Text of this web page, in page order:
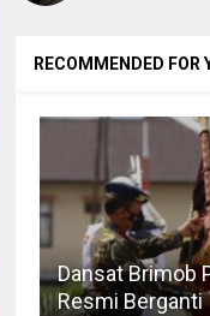
RECOMMENDED FOR
Dansat Brimob
Resmi Berganti